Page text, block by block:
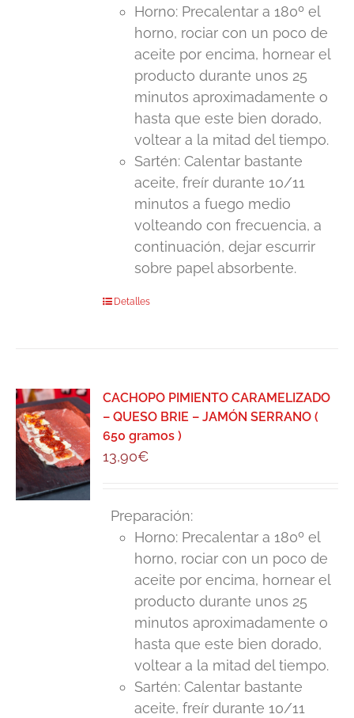
Horno: Precalentar a 180º el
horno, rociar con un poco de
aceite por encima, hornear el
producto durante unos 25
minutos aproximadamente o
hasta que este bien dorado,
voltear a la mitad del tiempo.
Sartén: Calentar bastante
aceite, freír durante 10/11
minutos a fuego medio
volteando con frecuencia, a
continuación, dejar escurrir
sobre papel absorbente.
Detalles
CACHOPO PIMIENTO CARAMELIZADO
– QUESO BRIE – JAMÓN SERRANO (
650 gramos )
13,90€
Preparación:
Horno: Precalentar a 180º el
horno, rociar con un poco de
aceite por encima, hornear el
producto durante unos 25
minutos aproximadamente o
hasta que este bien dorado,
voltear a la mitad del tiempo.
Sartén: Calentar bastante
aceite, freír durante 10/11